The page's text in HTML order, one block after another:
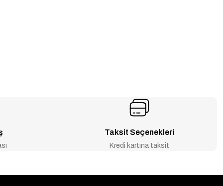
Taksit Seçenekleri
Kredi kartına taksit